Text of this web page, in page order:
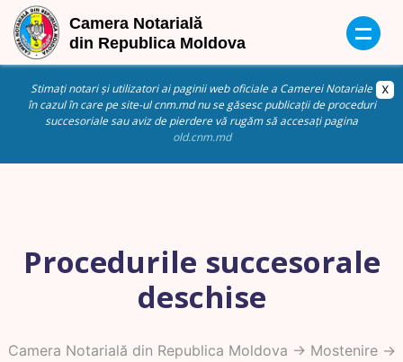
Stimați notari și utilizatori ai paginii web oficiale a Camerei Notariale
în cazul în care pe site-ul cnm.md nu se găsesc publicații de proceduri
succesoriale sau aviz de pierdere vă rugăm să accesați pagina
old.cnm.md
Procedurile succesorale
deschise
Camera Notarială din Republica Moldova -> Mostenire->